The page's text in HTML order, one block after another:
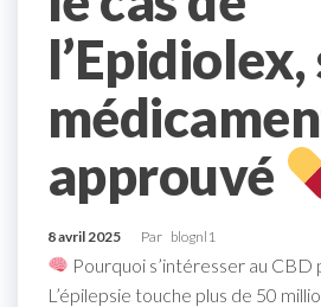
l’Epidiolex,
approuvé
8 avril 2025 Par blognl1
Pourquoi s’intéresser au CBD
L’épilepsie touche plus de 50